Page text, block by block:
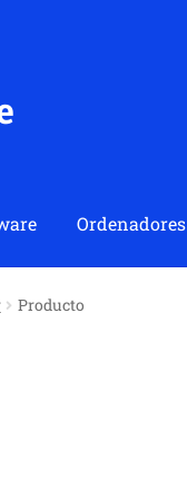
Ordenadores
Producto